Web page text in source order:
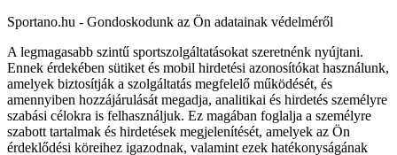
Sportano.hu - Gondoskodunk az Ön adatainak védelméről
A legmagasabb szintű sportszolgáltatásokat szeretnénk nyújtani.
Ennek érdekében sütiket és mobil hirdetési azonosítókat használunk,
amelyek biztosítják a szolgáltatás megfelelő működését, és
amennyiben hozzájárulását megadja, analitikai és hirdetés személyre
szabási célokra is felhasználjuk. Ez magában foglalja a személyre
szabott tartalmak és hirdetések megjelenítését, amelyek az Ön
érdeklődési köreihez igazodnak, valamint ezek hatékonyságának